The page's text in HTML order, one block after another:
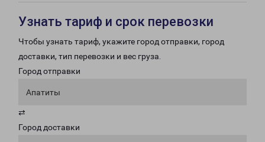
Узнать тариф и срок перевозки
Чтобы узнать тариф, укажите город отправки, город
доставки, тип перевозки и вес груза.
Город отправки
Апатиты
⇄
Город доставки